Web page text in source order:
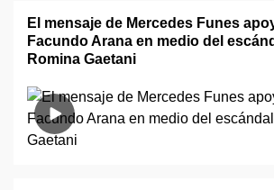
El mensaje de Mercedes Funes
Facundo Arana en medio del
Romina Gaetani